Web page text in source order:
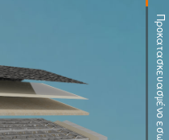
Προκατασκευασμένο εσωτερικό